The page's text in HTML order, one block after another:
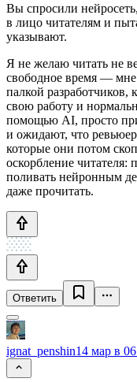
Вы спросили
в лицо читателям и
указывают.
Я не желаю читать не
свободное время — мне
палкой разработчиков,
свою работу и
помощью AI, просто
и ожидают, что ревьюер
которые они потом
оскорбление читателя:
поливать нейронным
даже прочитать.
Ответить
ignat_penshin14 мар в